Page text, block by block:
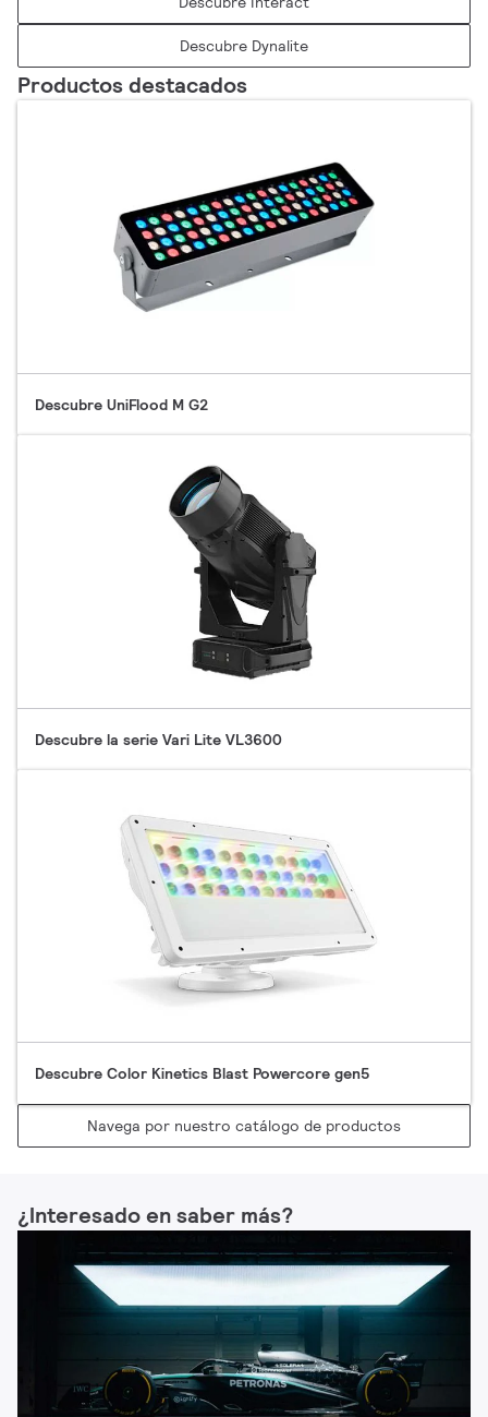
Descubre Dynalite
Productos destacados
Descubre UniFlood M G2
Descubre la serie Vari Lite VL3600
Descubre Color Kinetics Blast Powercore gen5
Navega por nuestro catálogo de productos
¿Interesado en saber más?